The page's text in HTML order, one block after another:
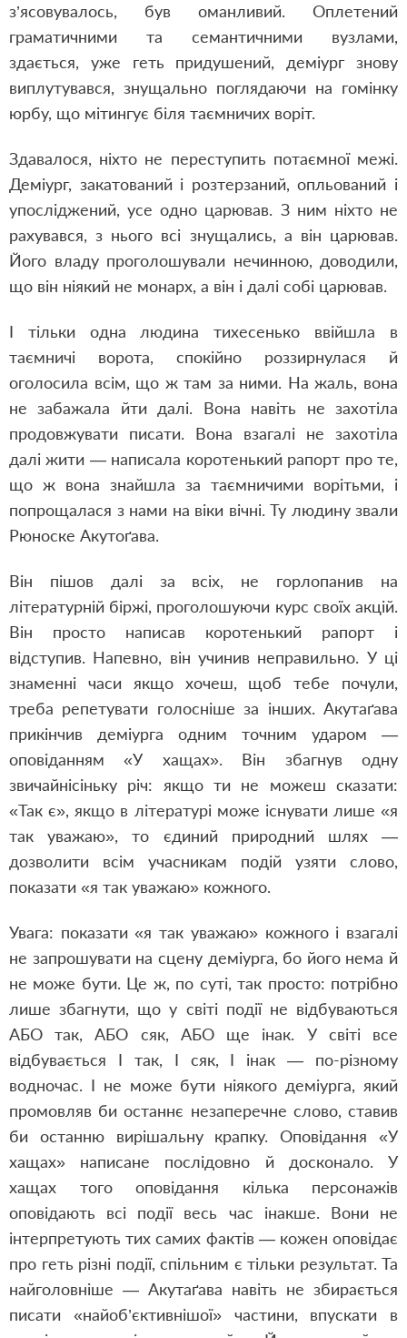
з’ясовувалось, був оманливий. Оплетений
граматичними та семантичними вузлами,
здається, уже геть придушений, деміург знову
виплутувався, знущально поглядаючи на гомінку
юрбу, що мітингує біля таємничих воріт.
Здавалося, ніхто не переступить потаємної межі.
Деміург, закатований і розтерзаний, опльований і
упосліджений, усе одно царював. З ним ніхто не
рахувався, з нього всі знущались, а він царював.
Його владу проголошували нечинною, доводили,
що він ніякий не монарх, а він і далі собі царював.
І тільки одна людина тихесенько ввійшла в
таємничі ворота, спокійно роззирнулася й
оголосила всім, що ж там за ними. На жаль, вона
не забажала йти далі. Вона навіть не захотіла
продовжувати писати. Вона взагалі не захотіла
далі жити — написала коротенький рапорт про те,
що ж вона знайшла за таємничими ворітьми, і
попрощалася з нами на віки вічні. Ту людину звали
Рюноске Акутоґава.
Він пішов далі за всіх, не горлопанив на
літературній біржі, проголошуючи курс своїх акцій.
Він просто написав коротенький рапорт і
відступив. Напевно, він учинив неправильно. У ці
знаменні часи якщо хочеш, щоб тебе почули,
треба репетувати голосніше за інших. Акутаґава
прикінчив деміурга одним точним ударом —
оповіданням «У хащах». Він збагнув одну
звичайнісіньку річ: якщо ти не можеш сказати:
«Так є», якщо в літературі може існувати лише «я
так уважаю», то єдиний природний шлях —
дозволити всім учасникам подій узяти слово,
показати «я так уважаю» кожного.
Увага: показати «я так уважаю» кожного і взагалі
не запрошувати на сцену деміурга, бо його нема й
не може бути. Це ж, по суті, так просто: потрібно
лише збагнути, що у світі події не відбуваються
АБО так, АБО сяк, АБО ще інак. У світі все
відбувається І так, І сяк, І інак — по-різному
водночас. І не може бути ніякого деміурга, який
промовляв би останнє незаперечне слово, ставив
би останню вирішальну крапку. Оповідання «У
хащах» написане послідовно й досконало. У
хащах того оповідання кілька персонажів
оповідають всі події весь час інакше. Вони не
інтерпретують тих самих фактів — кожен оповідає
про геть різні події, спільним є тільки результат. Та
найголовніше — Акутаґава навіть не збирається
писати «найоб’єктивнішої» частини, впускати в